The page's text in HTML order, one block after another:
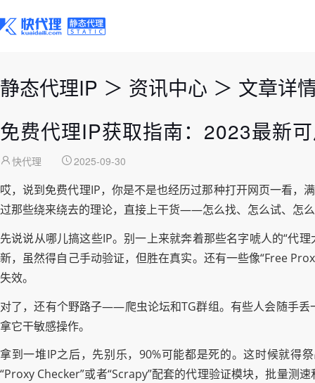
静态代理IP ＞ 资讯中心 ＞ 文章详
免费代理IP获取指南：2023最新
快代理 2025-09-30
哎，说到免费代理IP，你是不是也经历过那种打开网页一看，
过那些绕来绕去的理论，直接上干货——怎么找、怎么试、怎
先说说从哪儿搞这些IP。别一上来就奔着那些名字唬人的“代
新，虽然得自己手动验证，但胜在真实。还有一些像“Free
失效。
对了，还有个野路子——爬虫论坛和TG群组。有些人会随手丢
拿它干敏感操作。
拿到一堆IP之后，先别乐，90%可能都是死的。这时候就得
“Proxy Checker”或者“Scrapy”配套的代理验证模块，批量测